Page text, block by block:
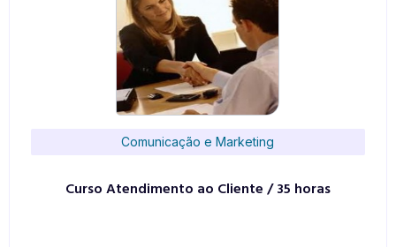
Comunicação e Marketing
Curso Atendimento ao Cliente / 35 horas